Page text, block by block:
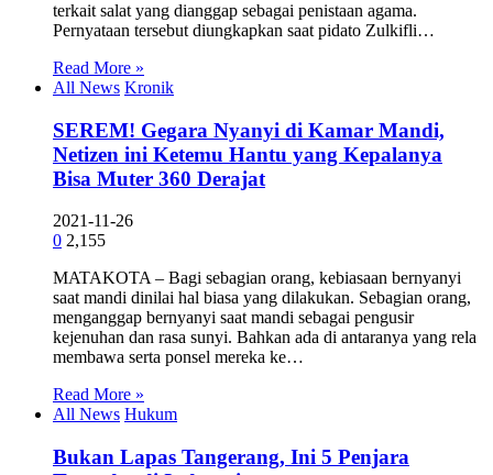
terkait salat yang dianggap sebagai penistaan agama.
Pernyataan tersebut diungkapkan saat pidato Zulkifli…
Read More »
All News Kronik
SEREM! Gegara Nyanyi di Kamar Mandi,
Netizen ini Ketemu Hantu yang Kepalanya
Bisa Muter 360 Derajat
2021-11-26
0 2,155
MATAKOTA – Bagi sebagian orang, kebiasaan bernyanyi
saat mandi dinilai hal biasa yang dilakukan. Sebagian orang,
menganggap bernyanyi saat mandi sebagai pengusir
kejenuhan dan rasa sunyi. Bahkan ada di antaranya yang rela
membawa serta ponsel mereka ke…
Read More »
All News Hukum
Bukan Lapas Tangerang, Ini 5 Penjara